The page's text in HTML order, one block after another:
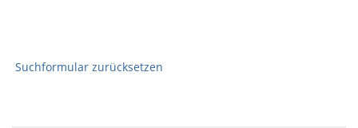
Suchformular zurücksetzen